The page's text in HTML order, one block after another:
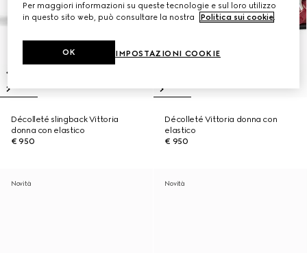
Décolleté slingback Vittoria
donna con elastico
€ 950
Décolleté Vittoria donna con
elastico
€ 950
Novità Novità
Per maggiori informazioni su queste tecnologie e sul loro utilizzo
in questo sito web, può consultare la nostra
Politica sui cookie.
IMPOSTAZIONI COOKIE
OK